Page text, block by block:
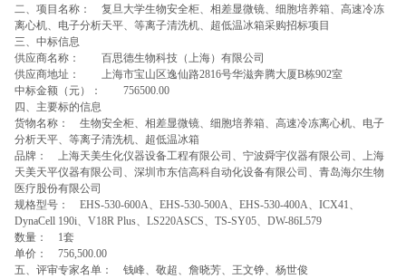
二、项目名称：
复旦大学生物安全柜、相差显微镜、细胞培养箱、高速冷冻
离心机、电子分析天平、等离子清洗机、超低温冰箱采购招标项目
三、中标信息
供应商名称：
百思德生物科技（上海）有限公司
供应商地址：
上海市宝山区逸仙路2816号华滋奔腾大厦B栋902室
中标金额（元）：
756500.00
四、主要标的信息
货物名称：
生物安全柜、相差显微镜、细胞培养箱、高速冷冻离心机、电子
分析天平、等离子清洗机、超低温冰箱
品牌：
上海天美生化仪器设备工程有限公司、宁波舜宇仪器有限公司、上海
天美天平仪器有限公司、深圳市东信高科自动化设备有限公司、青岛海尔生物
医疗股份有限公司
规格型号：
EHS-530-600A、EHS-530-500A、EHS-530-400A、ICX41、
DynaCell 190i、V18R Plus、LS220ASCS、TS-SY05、DW-86L579
数量：
1套
单价：
756,500.00
五、评审专家名单：
钱峰、敬超、詹晓芳、王文铮、杨世俊